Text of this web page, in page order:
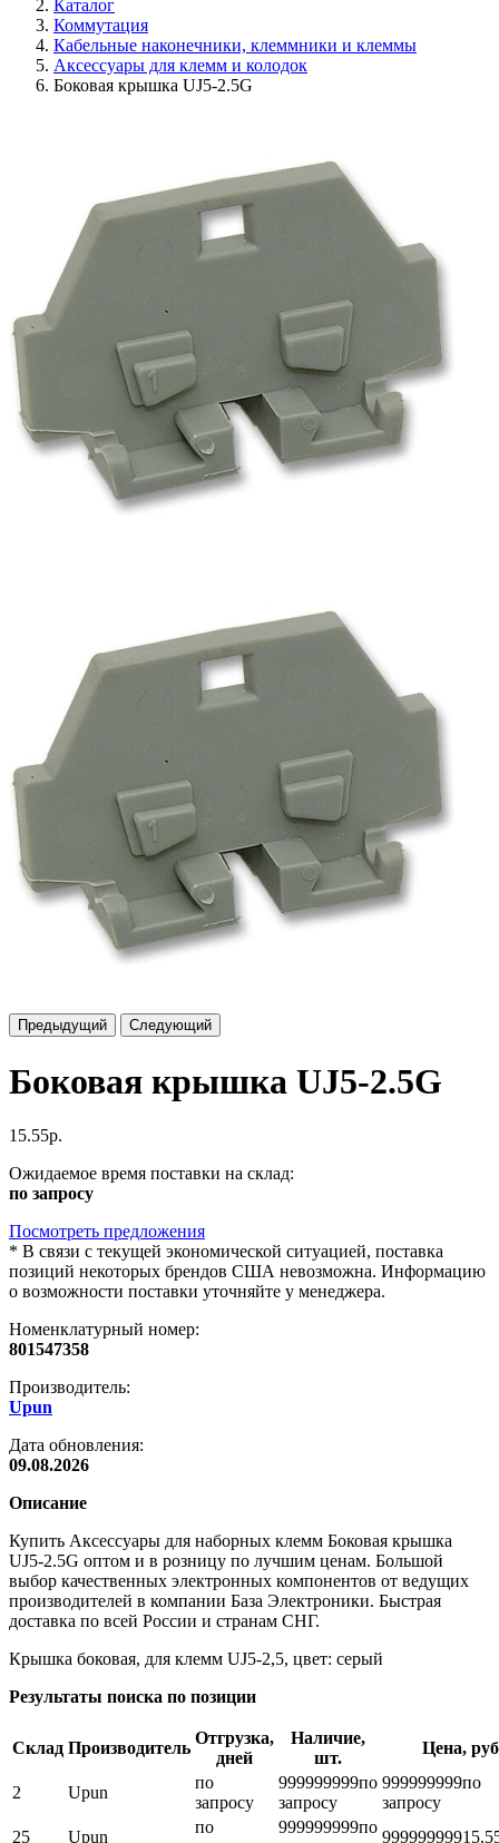
Каталог
Коммутация
Кабельные наконечники, клеммники и клеммы
Аксессуары для клемм и колодок
Боковая крышка UJ5-2.5G
Предыдущий Следующий
Боковая крышка UJ5-2.5G
15.55р.
Ожидаемое время поставки на склад:
по запросу
Посмотреть предложения
* В связи с текущей экономической ситуацией, поставка
позиций некоторых брендов США невозможна. Информацию
о возможности поставки уточняйте у менеджера.
Номенклатурный номер:
801547358
Производитель:
Upun
Дата обновления:
09.08.2026
Описание
Купить Аксессуары для наборных клемм Боковая крышка
UJ5-2.5G оптом и в розницу по лучшим ценам. Большой
выбор качественных электронных компонентов от ведущих
производителей в компании База Электроники. Быстрая
доставка по всей России и странам СНГ.
Крышка боковая, для клемм UJ5-2,5, цвет: серый
Результаты поиска по позиции
Склад Производитель
Отгрузка,
дней
Наличие,
шт.
Цена,
2 Upun
по
запросу
999999999по
запросу
999999999по
запросу
25
Upun
по
999999999по
999999999